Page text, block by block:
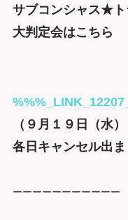
サブコンシャス★ト
大判定会はこちら
（９月１９日（水
各日キャンセル出ま
ーーーーーーーーーーー